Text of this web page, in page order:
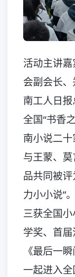
活动主讲
会副会长
南工人日
全国“书香
南小说二十
与王蒙、
品共同被
力小小说”
三获全国
学奖、首
《最后一
一起进入